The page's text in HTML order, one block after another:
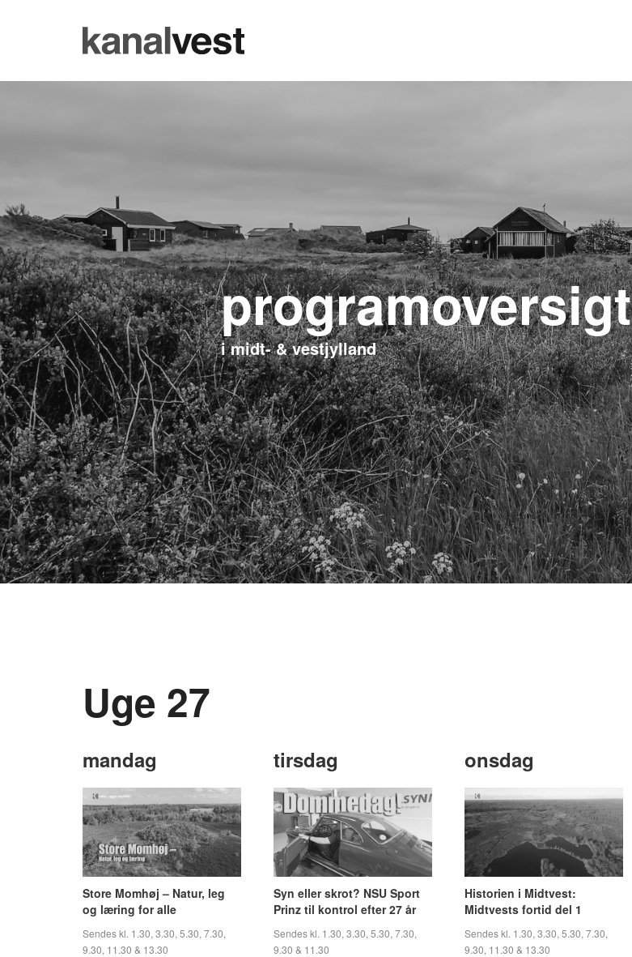
programoversigt
i midt- & vestjylland
Uge 27
mandag
Store Momhøj – Natur, leg
og læring for alle
Sendes kl. 1.30, 3.30, 5.30, 7.30,
9.30, 11.30 & 13.30
tirsdag
Syn eller skrot? NSU Sport
Prinz til kontrol efter 27 år
Sendes kl. 1.30, 3.30, 5.30, 7.30,
9.30 & 11.30
onsdag
Historien i Midtvest:
Midtvests fortid del 1
Sendes kl. 1.30, 3.30, 5.30, 7.30,
9.30, 11.30 & 13.30